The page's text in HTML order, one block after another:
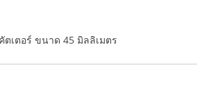
เตอร์ ขนาด 45 มิลลิเมตร